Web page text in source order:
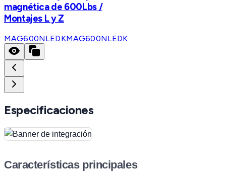
magnética de 600Lbs /
Montajes L y Z
MAG600NLEDKMAG600NLEDK
Especificaciones
Características principales